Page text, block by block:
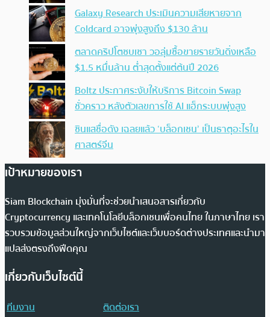
Galaxy Research ประเมินความเสียหายจาก
Coldcard อาจพุ่งสูงถึง $130 ล้าน
ตลาดคริปโตซบเซา วอลุ่มซื้อขายรายวันดิ่งเหลือ
$1.5 หมื่นล้าน ต่ำสุดตั้งแต่ต้นปี 2026
Boltz ประกาศระงับให้บริการ Bitcoin Swap
ชั่วคราว หลังตัวเลขการใช้ AI แฮ็กระบบพุ่งสูง
ซินแสชื่อดัง เฉลยแล้ว ‘บล็อกเชน’ เป็นธาตุอะไรใน
ศาสตร์จีน
เป้าหมายของเรา
Siam Blockchain มุ่งมั่นที่จะช่วยนำเสนอสารเกี่ยวกับ
Cryptocurrency และเทคโนโลยีบล็อกเชนเพื่อคนไทย ในภาษาไทย เรา
รวบรวมข้อมูลส่วนใหญ่จากเว็บไซต์และเว็บบอร์ดต่างประเทศและนำมา
แปลส่งตรงถึงฟีดคุณ
เกี่ยวกับเว็บไซต์นี้
ทีมงาน
ติดต่อเรา